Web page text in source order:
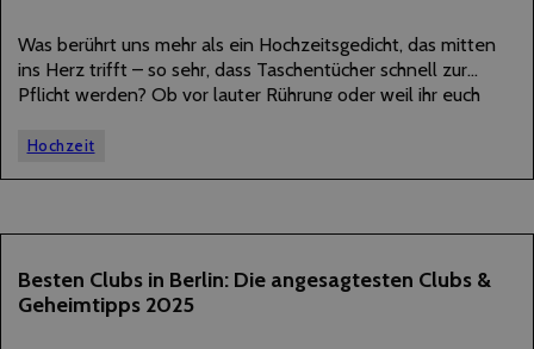
Was berührt uns mehr als ein Hochzeitsgedicht, das mitten
ins Herz trifft – so sehr, dass Taschentücher schnell zur
Pflicht werden? Ob vor lauter Rührung oder weil ihr euch
schafft unvergessliche Momente.…
Hochzeit
11
JULI
Besten Clubs in Berlin: Die angesagtesten Clubs &
Geheimtipps 2025